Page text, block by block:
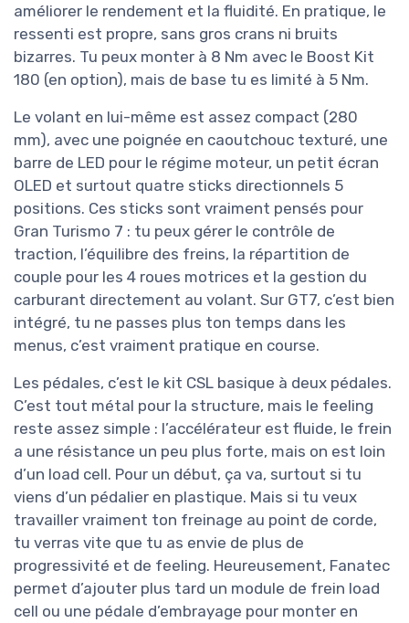
améliorer le rendement et la fluidité. En pratique, le
ressenti est propre, sans gros crans ni bruits
bizarres. Tu peux monter à 8 Nm avec le Boost Kit
180 (en option), mais de base tu es limité à 5 Nm.
Le volant en lui-même est assez compact (280
mm), avec une poignée en caoutchouc texturé, une
barre de LED pour le régime moteur, un petit écran
OLED et surtout quatre sticks directionnels 5
positions. Ces sticks sont vraiment pensés pour
Gran Turismo 7 : tu peux gérer le contrôle de
traction, l’équilibre des freins, la répartition de
couple pour les 4 roues motrices et la gestion du
carburant directement au volant. Sur GT7, c’est bien
intégré, tu ne passes plus ton temps dans les
menus, c’est vraiment pratique en course.
Les pédales, c’est le kit CSL basique à deux pédales.
C’est tout métal pour la structure, mais le feeling
reste assez simple : l’accélérateur est fluide, le frein
a une résistance un peu plus forte, mais on est loin
d’un load cell. Pour un début, ça va, surtout si tu
viens d’un pédalier en plastique. Mais si tu veux
travailler vraiment ton freinage au point de corde,
tu verras vite que tu as envie de plus de
progressivité et de feeling. Heureusement, Fanatec
permet d’ajouter plus tard un module de frein load
cell ou une pédale d’embrayage pour monter en